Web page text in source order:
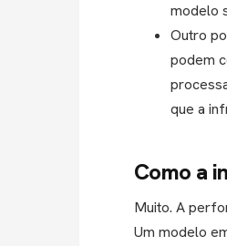
modelo
Outro
podem
que a
Como a
Muito. A
Um modelo